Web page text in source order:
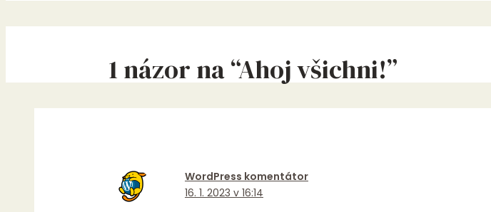
1 názor na “Ahoj všichni!”
WordPress komentátor
16. 1. 2023 v 16:14